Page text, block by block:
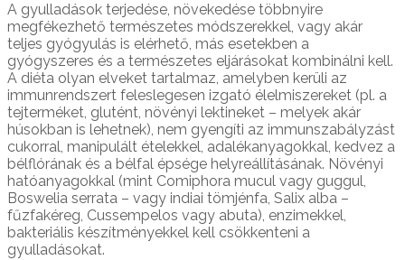
A gyulladások terjedése, növekedése többnyire
megfékezhető természetes módszerekkel, vagy akár
teljes gyógyulás is elérhető, más esetekben a
gyógyszeres és a természetes eljárásokat kombinálni kell.
A diéta olyan elveket tartalmaz, amelyben kerüli az
immunrendszert feleslegesen izgató élelmiszereket (pl. a
tejterméket, glutént, növényi lektineket – melyek akár
húsokban is lehetnek), nem gyengíti az immunszabályzást
cukorral, manipulált ételekkel, adalékanyagokkal, kedvez a
bélflórának és a bélfal épsége helyreállításának. Növényi
hatóanyagokkal (mint Comiphora mucul vagy guggul,
Boswelia serrata – vagy indiai tömjénfa, Salix alba –
fűzfakéreg, Cussempelos vagy abuta), enzimekkel,
bakteriális készítményekkel kell csökkenteni a
gyulladásokat.